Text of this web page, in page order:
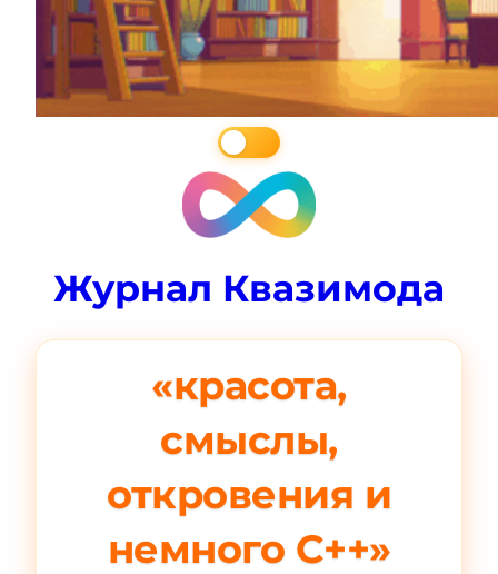
Журнал Квазимода
«красота,
смыслы,
откровения и
немного C++»